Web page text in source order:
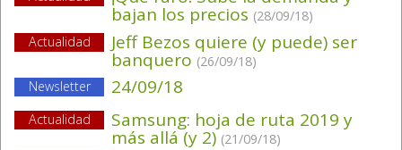
bajan los precios (28/09/18)
Actualidad
Jeff Bezos quiere (y puede) ser
banquero (26/09/18)
Newsletter
24/09/18
Actualidad Samsung: hoja de ruta 2019 y
más allá (y 2)(21/09/18)